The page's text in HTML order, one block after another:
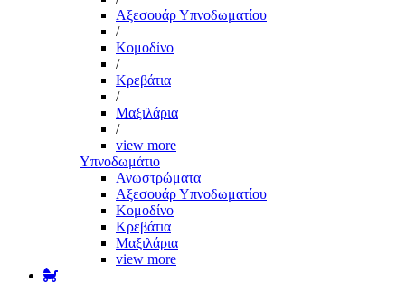
Αξεσουάρ Υπνοδωματίου
/
Κομοδίνο
/
Κρεβάτια
/
Μαξιλάρια
/
view more
Υπνοδωμάτιο
Ανωστρώματα
Αξεσουάρ Υπνοδωματίου
Κομοδίνο
Κρεβάτια
Μαξιλάρια
view more